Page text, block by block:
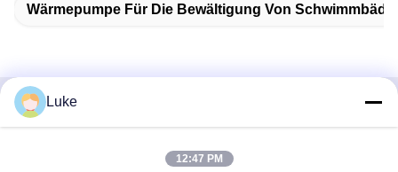
Wärmepumpe Für Die Bewältigung Von
Schnelle Kontaktaufnahme
Luke
12:47 PM